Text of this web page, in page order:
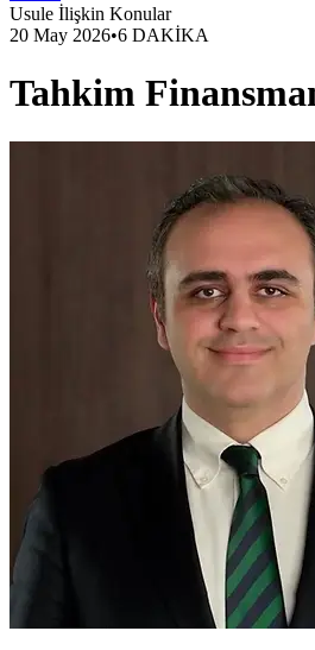
Usule İlişkin Konular
20 May 2026•6 DAKİKA
Tahkim